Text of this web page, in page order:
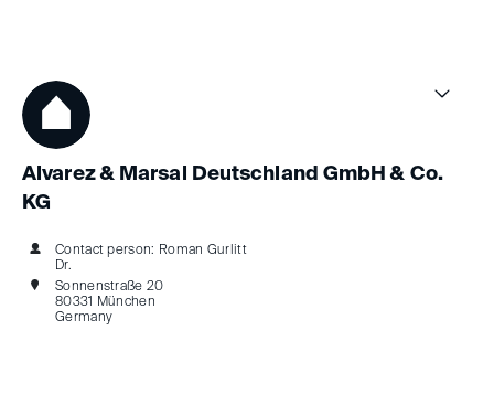
Alvarez & Marsal Deutschland GmbH & Co.
KG
Contact person: Roman Gurlitt
Dr.
Sonnenstraße 20
80331 München
Germany